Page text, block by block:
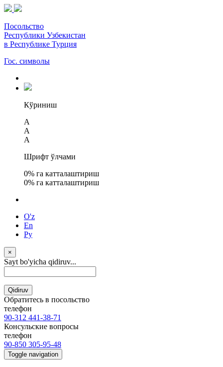
Посольство
Республики Узбекистан
в Республике Турция
Гос. символы
Кўриниш
A
A
A
Шрифт ўлчами
0% га катталаштириш
0% га катталаштириш
O'z
En
Ру
×
Sayt bo'yicha qidiruv...
Qidiruv
Обратитесь в посольство
телефон
90-312 441-38-71
Консульские вопросы
телефон
90-850 305-95-48
Toggle navigation